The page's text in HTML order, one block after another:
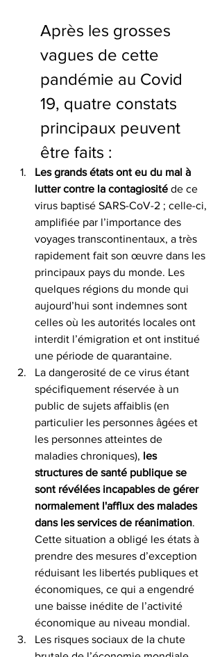
Après les grosses
vagues de cette
pandémie au Covid
19, quatre constats
principaux peuvent
être faits :
Les grands états ont eu du mal à
lutter contre la contagiosité de ce
virus baptisé SARS-CoV-2 ; celle-ci,
amplifiée par l’importance des
voyages transcontinentaux, a très
rapidement fait son œuvre dans les
principaux pays du monde. Les
quelques régions du monde qui
aujourd’hui sont indemnes sont
celles où les autorités locales ont
interdit l’émigration et ont institué
une période de quarantaine.
La dangerosité de ce virus étant
spécifiquement réservée à un
public de sujets affaiblis (en
particulier les personnes âgées et
les personnes atteintes de
maladies chroniques), les
structures de santé publique se
sont révélées incapables de gérer
normalement l'afflux des malades
dans les services de réanimation.
Cette situation a obligé les états à
prendre des mesures d’exception
réduisant les libertés publiques et
économiques, ce qui a engendré
une baisse inédite de l’activité
économique au niveau mondial.
Les risques sociaux de la chute